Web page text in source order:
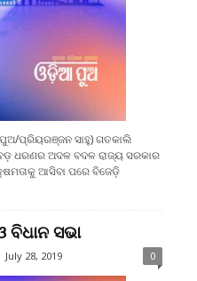
ପ୍ରିୟରଞ୍ଜନ ସାହୁ) ଗତକାଲି
ଧରଣର ଅଦଳ ବଦଳ ରାଜ୍ୟ ସରକାର
ଆସିବା ପରେ ବିଜେଡ଼ି
ସଭା
July 28, 2019 0